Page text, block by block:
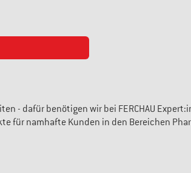
- dafür benötigen wir bei FERCHAU
für namhafte Kunden in den Bereichen